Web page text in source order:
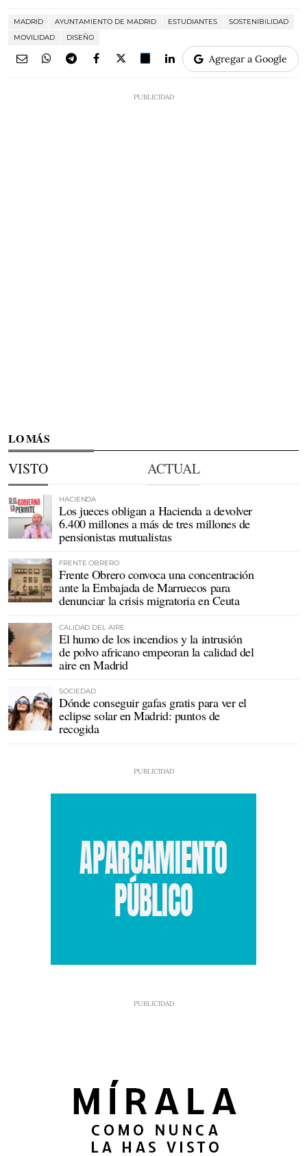
MADRID AYUNTAMIENTO DE MADRID ESTUDIANTES
SOSTENIBILIDAD
MOVILIDAD
DISEÑO
Agregar a Google
LO MÁS
VISTO ACTUAL
HACIENDA
Los jueces obligan a Hacienda a devolver
6.400 millones a más de tres millones de
pensionistas mutualistas
FRENTE OBRERO
Frente Obrero convoca una concentración
ante la Embajada de Marruecos para
denunciar la crisis migratoria en Ceuta
CALIDAD DEL AIRE
El humo de los incendios y la intrusión
de polvo africano empeoran la calidad del
aire en Madrid
SOCIEDAD
Dónde conseguir gafas gratis para ver el
eclipse solar en Madrid: puntos de
recogida